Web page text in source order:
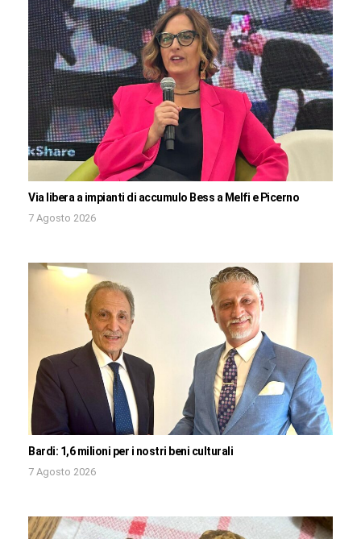
Via libera a impianti di accumulo Bess a Melfi e Picerno
7 Agosto 2026
Bardi: 1,6 milioni per i nostri beni culturali
7 Agosto 2026